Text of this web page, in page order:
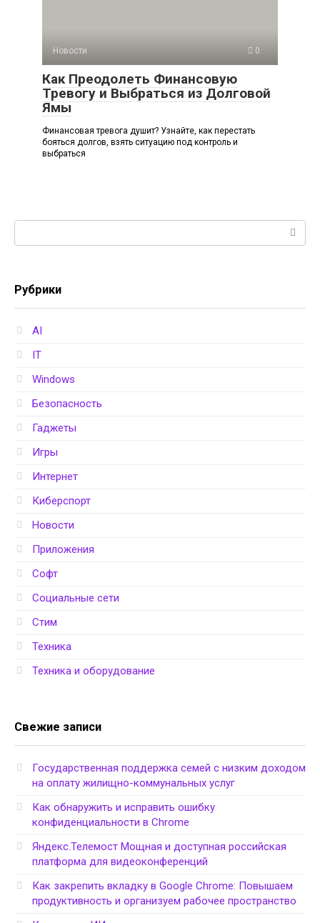
Новости 0
Как Преодолеть Финансовую
Тревогу и Выбраться из Долговой
Ямы
Финансовая тревога душит? Узнайте, как перестать
бояться долгов, взять ситуацию под контроль и
выбраться
Рубрики
AI
IT
Windows
Безопасность
Гаджеты
Игры
Интернет
Киберспорт
Новости
Приложения
Софт
Социальные сети
Стим
Техника
Техника и оборудование
Свежие записи
Государственная поддержка семей с низким доходом
на оплату жилищно-коммунальных услуг
Как обнаружить и исправить ошибку
конфиденциальности в Chrome
Яндекс.Телемост Мощная и доступная российская
платформа для видеоконференций
Как закрепить вкладку в Google Chrome: Повышаем
продуктивность и организуем рабочее пространство